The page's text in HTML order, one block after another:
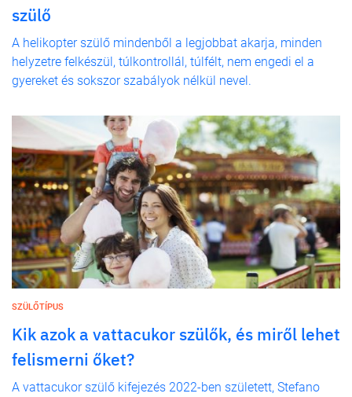
szülő
A helikopter szülő mindenből a legjobbat akarja, minden
helyzetre felkészül, túlkontrollál, túlfélt, nem engedi el a
gyereket és sokszor szabályok nélkül nevel.
SZÜLŐTÍPUS
Kik azok a vattacukor szülők, és miről lehet
felismerni őket?
A vattacukor szülő kifejezés 2022-ben született, Stefano